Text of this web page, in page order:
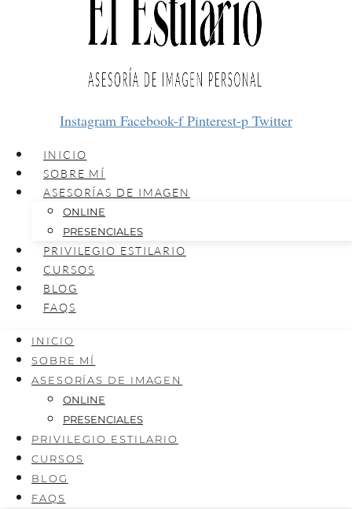
Instagram Facebook-f Pinterest-p Twitter
INICIO
SOBRE MÍ
ASESORÍAS DE IMAGEN
ONLINE
PRESENCIALES
PRIVILEGIO ESTILARIO
CURSOS
BLOG
FAQS
INICIO
SOBRE MÍ
ASESORÍAS DE IMAGEN
ONLINE
PRESENCIALES
PRIVILEGIO ESTILARIO
CURSOS
BLOG
FAQS